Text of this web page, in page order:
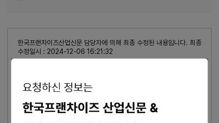
한국프랜차이즈산업신문 담당자에 의해 최종 수정된 내용입니다. 최종
수정일시 : 2024-12-06 16:21:32